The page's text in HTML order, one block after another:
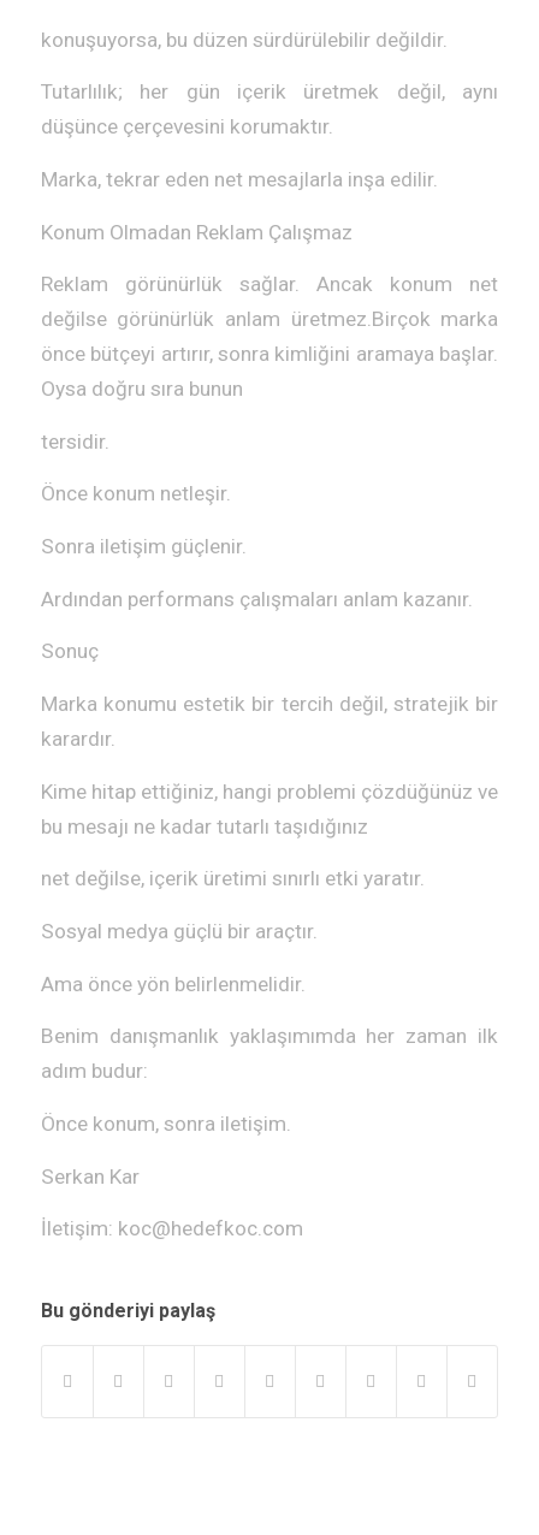
konuşuyorsa, bu düzen sürdürülebilir değildir.
Tutarlılık; her gün içerik üretmek değil, aynı
düşünce çerçevesini korumaktır.
Marka, tekrar eden net mesajlarla inşa edilir.
Konum Olmadan Reklam Çalışmaz
Reklam görünürlük sağlar. Ancak konum net
değilse görünürlük anlam üretmez.Birçok marka
önce bütçeyi artırır, sonra kimliğini aramaya başlar.
Oysa doğru sıra bunun
tersidir.
Önce konum netleşir.
Sonra iletişim güçlenir.
Ardından performans çalışmaları anlam kazanır.
Sonuç
Marka konumu estetik bir tercih değil, stratejik bir
karardır.
Kime hitap ettiğiniz, hangi problemi çözdüğünüz ve
bu mesajı ne kadar tutarlı taşıdığınız
net değilse, içerik üretimi sınırlı etki yaratır.
Sosyal medya güçlü bir araçtır.
Ama önce yön belirlenmelidir.
Benim danışmanlık yaklaşımımda her zaman ilk
adım budur:
Önce konum, sonra iletişim.
Serkan Kar
İletişim: koc@hedefkoc.com
Bu gönderiyi paylaş